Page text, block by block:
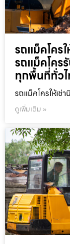
รถแม็คโคร
รถแม็คโคร
ทุกพื้นที่ทั่ว
รถแม็คโครให้เช่
ดูเพิ่มเติม »